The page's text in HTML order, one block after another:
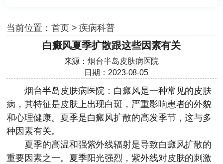
当前位置： 首页>疾病科普
白癜风夏季扩散跟这些因素有关
来源：烟台半岛皮肤病医院
日期：2023-08-05
烟台半岛皮肤病医院 ：白癜风是一种常见的皮肤
病，其特征是皮肤上出现白斑，严重影响患者的外貌
和心理健康。夏季是白癜风扩散的高发季节，这与多
种因素有关。
夏季的高温和强紫外线辐射是导致白癜风扩散的
重要因素之一。夏季阳光强烈，紫外线对皮肤的刺激